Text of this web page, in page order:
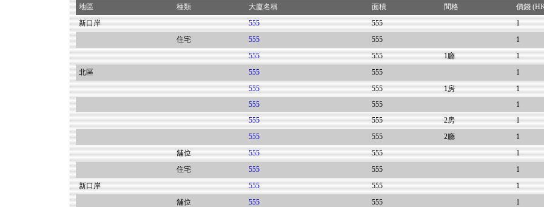
地區 種類 大廈名稱 面積 間格 價錢
新口岸
555 555 1
住宅
555 555 1
555
555 1廳 1
北區
555 555 1
555
555 1房 1
555
555 1
555
555 2房 1
555
555 2廳 1
舖位
555 555 1
住宅
555 555 1
新口岸
555 555 1
舖位
555 555 1